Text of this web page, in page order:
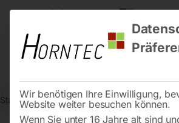
Start Holzbearbeitung Kreissägen/
Wir benötigen Ihre Einwilligung,
Website weiter besuchen können.
Wenn Sie unter 16 Jahre alt sind